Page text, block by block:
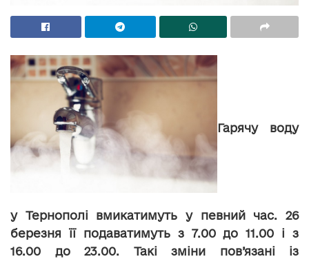
Гарячу воду
у Тернополі вмикатимуть у певний час. 26
березня її подаватимуть з 7.00 до 11.00 і з
16.00 до 23.00. Такі зміни пов’язані із